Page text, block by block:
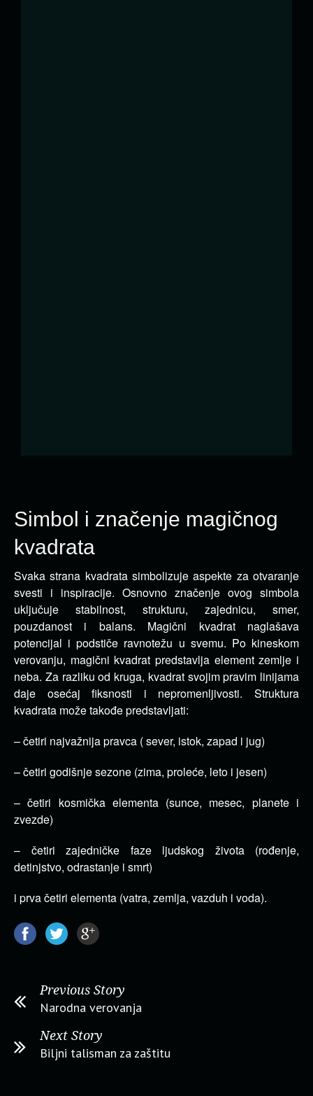
Simbol i značenje magičnog
kvadrata
Svaka strana kvadrata simbolizuje aspekte za otvaranje
svesti i inspiracije. Osnovno značenje ovog simbola
uključuje stabilnost, strukturu, zajednicu, smer,
pouzdanost i balans. Magični kvadrat naglašava
potencijal i podstiče ravnotežu u svemu. Po kineskom
verovanju, magični kvadrat predstavlja element zemlje i
neba. Za razliku od kruga, kvadrat svojim pravim linijama
daje osećaj fiksnosti i nepromenljivosti. Struktura
kvadrata može takođe predstavljati:
– četiri najvažnija pravca ( sever, istok, zapad i jug)
– četiri godišnje sezone (zima, proleće, leto i jesen)
– četiri kosmička elementa (sunce, mesec, planete i
zvezde)
– četiri zajedničke faze ljudskog života (rođenje,
detinjstvo, odrastanje i smrt)
i prva četiri elementa (vatra, zemlja, vazduh i voda).
Previous Story
Narodna verovanja
Next Story
Biljni talisman za zaštitu